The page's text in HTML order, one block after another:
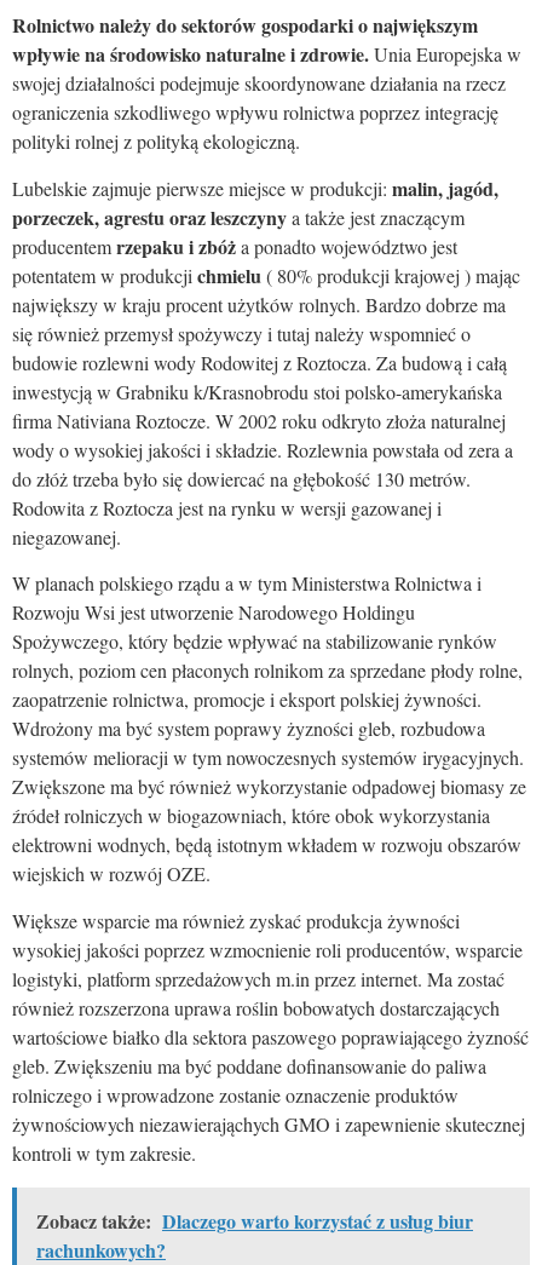
Rolnictwo należy do sektorów gospodarki o największym
wpływie na środowisko naturalne i zdrowie.Unia Europejska w
swojej działalności podejmuje skoordynowane działania na rzecz
ograniczenia szkodliwego wpływu rolnictwa poprzez integrację
polityki rolnej z polityką ekologiczną.
Lubelskie zajmuje pierwsze miejsce w produkcji: malin, jagód,
porzeczek, agrestu oraz leszczynya także jest znaczącym
producentemrzepaku i zbóża ponadto województwo jest
potentatem w produkcji chmielu( 80% produkcji krajowej ) mając
największy w kraju procent użytków rolnych. Bardzo dobrze ma
się również przemysł spożywczy i tutaj należy wspomnieć o
budowie rozlewni wody Rodowitej z Roztocza. Za budową i całą
inwestycją w Grabniku k/Krasnobrodu stoi polsko-amerykańska
firma Nativiana Roztocze. W 2002 roku odkryto złoża naturalnej
wody o wysokiej jakości i składzie. Rozlewnia powstała od zera a
do złóż trzeba było się dowiercać na głębokość 130 metrów.
Rodowita z Roztocza jest na rynku w wersji gazowanej i
niegazowanej.
W planach polskiego rządu a w tym Ministerstwa Rolnictwa i
Rozwoju Wsi jest utworzenie Narodowego Holdingu
Spożywczego, który będzie wpływać na stabilizowanie rynków
rolnych, poziom cen płaconych rolnikom za sprzedane płody rolne,
zaopatrzenie rolnictwa, promocje i eksport polskiej żywności.
Wdrożony ma być system poprawy żyzności gleb, rozbudowa
systemów melioracji w tym nowoczesnych systemów irygacyjnych.
Zwiększone ma być również wykorzystanie odpadowej biomasy ze
źródeł rolniczych w biogazowniach, które obok wykorzystania
elektrowni wodnych, będą istotnym wkładem w rozwoju obszarów
wiejskich w rozwój OZE.
Większe wsparcie ma również zyskać produkcja żywności
wysokiej jakości poprzez wzmocnienie roli producentów, wsparcie
logistyki, platform sprzedażowych m.in przez internet. Ma zostać
również rozszerzona uprawa roślin bobowatych dostarczających
wartościowe białko dla sektora paszowego poprawiającego żyzność
gleb. Zwiększeniu ma być poddane dofinansowanie do paliwa
rolniczego i wprowadzone zostanie oznaczenie produktów
żywnościowych niezawierająchych GMO i zapewnienie skutecznej
kontroli w tym zakresie.
Zobacz także: Dlaczego warto korzystać z usług biur
rachunkowych?